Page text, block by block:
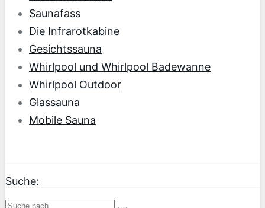
Saunafass
Die Infrarotkabine
Gesichtssauna
Whirlpool und Whirlpool Badewanne
Whirlpool Outdoor
Glassauna
Mobile Sauna
Suche: